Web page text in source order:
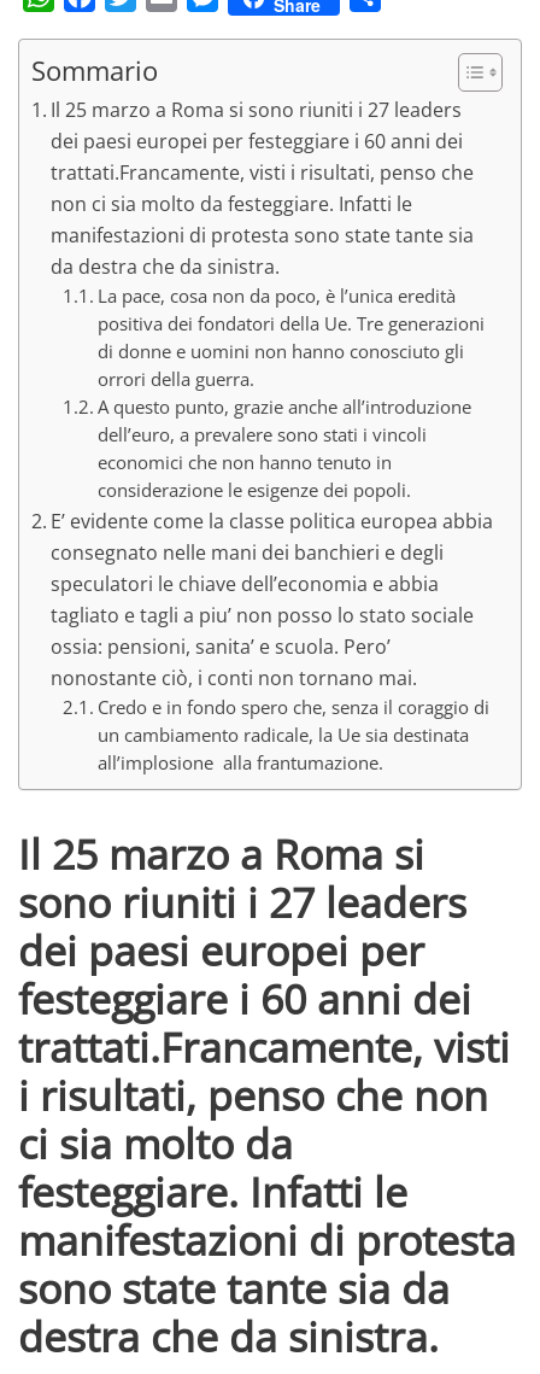
Share
Sommario
Il 25 marzo a Roma si sono riuniti i 27 leaders
dei paesi europei per festeggiare i 60 anni dei
trattati.Francamente, visti i risultati, penso che
non ci sia molto da festeggiare. Infatti le
manifestazioni di protesta sono state tante sia
da destra che da sinistra.
La pace, cosa non da poco, è l’unica eredità
positiva dei fondatori della Ue. Tre generazioni
di donne e uomini non hanno conosciuto gli
orrori della guerra.
A questo punto, grazie anche all’introduzione
dell’euro, a prevalere sono stati i vincoli
economici che non hanno tenuto in
considerazione le esigenze dei popoli.
E’ evidente come la classe politica europea abbia
consegnato nelle mani dei banchieri e degli
speculatori le chiave dell’economia e abbia
tagliato e tagli a piu’ non posso lo stato sociale
ossia: pensioni, sanita’ e scuola. Pero’
nonostante ciò, i conti non tornano mai.
Credo e in fondo spero che, senza il coraggio di
un cambiamento radicale, la Ue sia destinata
all’implosione alla frantumazione.
Il 25 marzo a Roma si
sono riuniti i 27 leaders
dei paesi europei per
festeggiare i 60 anni dei
trattati.Francamente, visti
i risultati, penso che non
ci sia molto da
festeggiare. Infatti le
manifestazioni di protesta
sono state tante sia da
destra che da sinistra.